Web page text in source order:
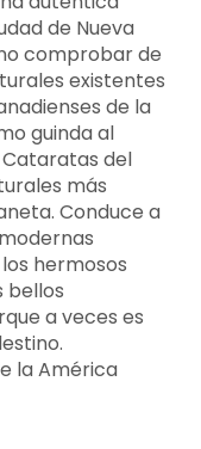
de Nueva
comprobar de
existentes
de la
guinda al
Cataratas del
más
Conduce a
hermosos
bellos
a veces es
la América